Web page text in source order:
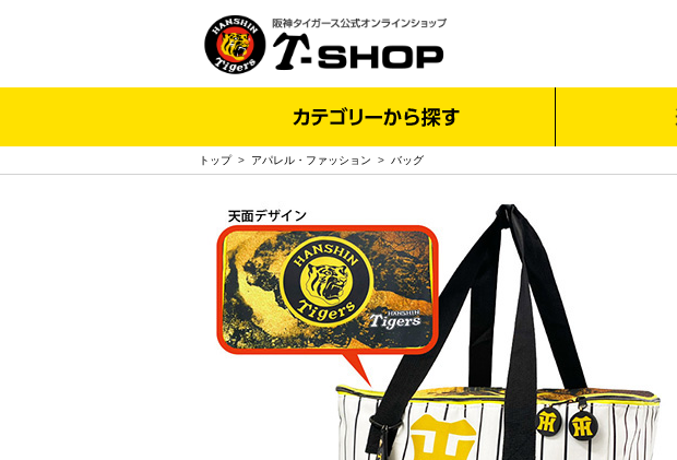
トップ> アパレル・ファッション > バッグ